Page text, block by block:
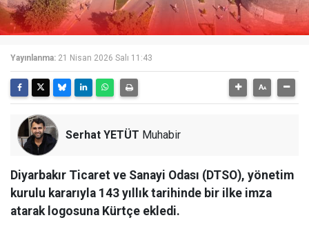
Yayınlanma: 21 Nisan 2026 Salı 11:43
Serhat YETÜT Muhabir
Diyarbakır Ticaret ve Sanayi Odası (DTSO), yönetim
kurulu kararıyla 143 yıllık tarihinde bir ilke imza
atarak logosuna Kürtçe ekledi.